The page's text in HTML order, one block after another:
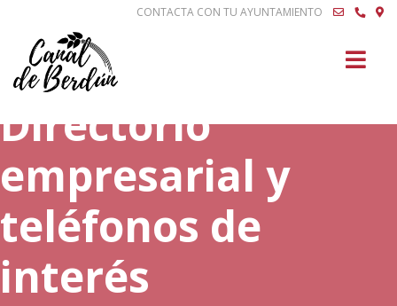
CONTACTA CON TU AYUNTAMIENTO
Directorio
empresarial y
teléfonos de
interés